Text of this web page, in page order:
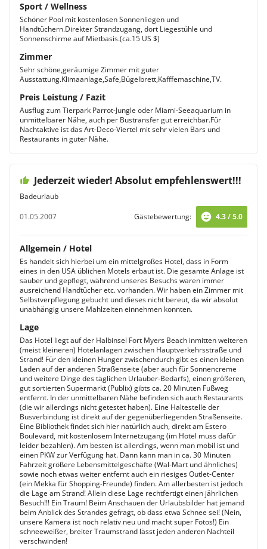
Sport / Wellness
Schöner Pool mit kostenlosen Sonnenliegen und
Handtüchern.Direkter Strandzugang, dort Liegestühle und
Sonnenschirme auf Mietbasis.(ca.15 US $)
Zimmer
Sehr schöne,geräumige Zimmer mit guter
Ausstattung.Klimaanlage,Safe,Bügelbrett,Kafffemaschine,TV.
Preis Leistung / Fazit
Ausflug zum Tierpark Parrot-Jungle oder Miami-Seeaquarium in
unmittelbarer Nähe, auch per Bustransfer gut erreichbar.Für
Nachtaktive ist das Art-Deco-Viertel mit sehr vielen Bars und
Restaurants in guter Nähe.
Jederzeit wieder! Absolut empfehlenswert!!!
Badeurlaub
01.05.2007
Gästebewertung: 4.3 / 5.0
Allgemein / Hotel
Es handelt sich hierbei um ein mittelgroßes Hotel, dass in Form
eines in den USA üblichen Motels erbaut ist. Die gesamte Anlage ist
sauber und gepflegt, während unseres Besuchs waren immer
ausreichend Handtücher etc. vorhanden. Wir haben ein Zimmer mit
Selbstverpflegung gebucht und dieses nicht bereut, da wir absolut
unabhängig unsere Mahlzeiten einnehmen konnten.
Lage
Das Hotel liegt auf der Halbinsel Fort Myers Beach inmitten weiteren
(meist kleineren) Hotelanlagen zwischen Hauptverkehrsstraße und
Strand! Für den kleinen Hunger zwischendurch gibt es einen kleinen
Laden auf der anderen Straßenseite (aber auch für Sonnencreme
und weitere Dinge des täglichen Urlauber-Bedarfs), einen größeren,
gut sortierten Supermarkt (Publix) gibts ca. 20 Minuten Fußweg
entfernt. In der unmittelbaren Nähe befinden sich auch Restaurants
(die wir allerdings nicht getestet haben). Eine Haltestelle der
Busverbindung ist direkt auf der gegenüberliegenden Straßenseite.
Eine Bibliothek findet sich hier natürlich auch, direkt am Estero
Boulevard, mit kostenlosem Internetzugang (im Hotel muss dafür
leider bezahlen). Am besten ist allerdings, wenn man mobil ist und
einen PKW zur Verfügung hat. Dann kann man in ca. 30 Minuten
Fahrzeit größere Lebensmittelgeschäfte (Wal-Mart und ähnliches)
sowie noch etwas weiter entfernt auch ein riesiges Outlet-Center
(ein Mekka für Shopping-Freunde) finden. Am allerbesten ist jedoch
die Lage am Strand! Allein diese Lage rechtfertigt einen jährlichen
Besuch!!! Ein Traum! Beim Anschauen der Urlaubsbilder hat jemand
beim Anblick des Strandes gefragt, ob dass etwa Schnee sei! (Nein,
unsere Kamera ist noch relativ neu und macht super Fotos!) Ein
schneeweißer, breiter Traumstrand lässt jeden anderen Nachteil
verschwinden!